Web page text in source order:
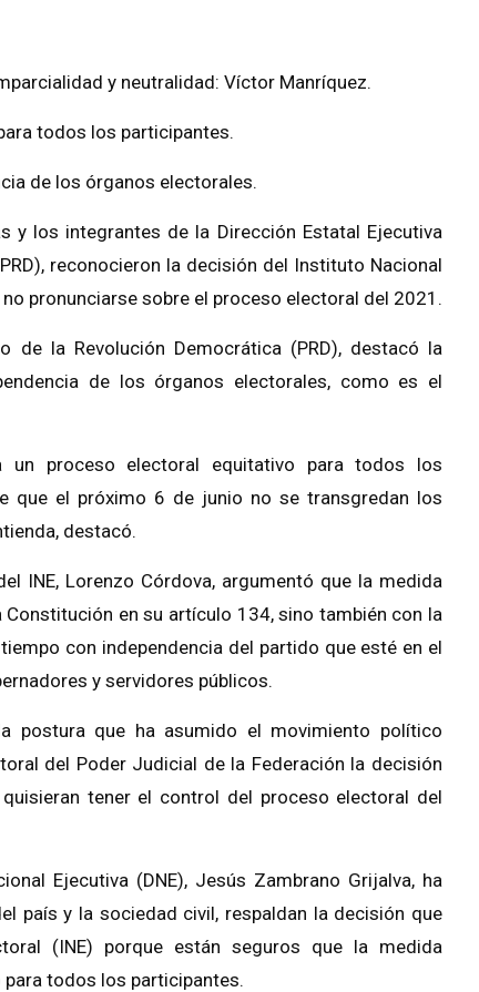
y neutralidad: Víctor Manríquez.
todos los participantes.
de los órganos electorales.
y los integrantes de la Dirección Estatal Ejecutiva
reconocieron la decisión del Instituto Nacional
pronunciarse sobre el proceso electoral del 2021.
de la Revolución Democrática (PRD), destacó la
de los órganos electorales, como es el
un proceso electoral equitativo para todos los
que el próximo 6 de junio no se transgredan los
destacó.
INE, Lorenzo Córdova, argumentó que la medida
en su artículo 134, sino también con la
con independencia del partido que esté en el
y servidores públicos.
postura que ha asumido el movimiento político
del Poder Judicial de la Federación la decisión
tener el control del proceso electoral del
Ejecutiva (DNE), Jesús Zambrano Grijalva, ha
país y la sociedad civil, respaldan la decisión que
(INE) porque están seguros que la medida
todos los participantes.